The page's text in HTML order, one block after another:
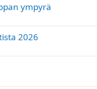
ympyrä
2026